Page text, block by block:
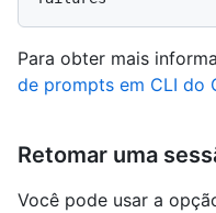
Para obter mais
de prompts em CLI do
Retomar uma
Você pode usar a